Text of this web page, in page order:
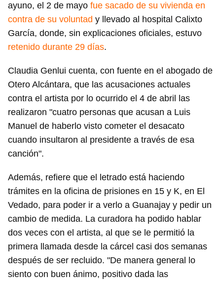
ayuno, el 2 de mayo fue sacado de su vivienda en
contra de su voluntad y llevado al hospital Calixto
García, donde, sin explicaciones oficiales, estuvo
retenido durante 29 días.
Claudia Genlui cuenta, con fuente en el abogado de
Otero Alcántara, que las acusaciones actuales
contra el artista por lo ocurrido el 4 de abril las
realizaron "cuatro personas que acusan a Luis
Manuel de haberlo visto cometer el desacato
cuando insultaron al presidente a través de esa
canción".
Además, refiere que el letrado está haciendo
trámites en la oficina de prisiones en 15 y K, en El
Vedado, para poder ir a verlo a Guanajay y pedir un
cambio de medida. La curadora ha podido hablar
dos veces con el artista, al que se le permitió la
primera llamada desde la cárcel casi dos semanas
después de ser recluido. "De manera general lo
siento con buen ánimo, positivo dada las